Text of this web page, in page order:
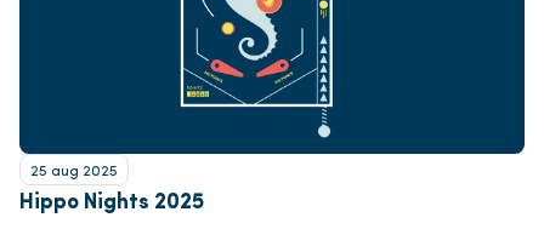
25 aug 2025
Hippo Nights 2025